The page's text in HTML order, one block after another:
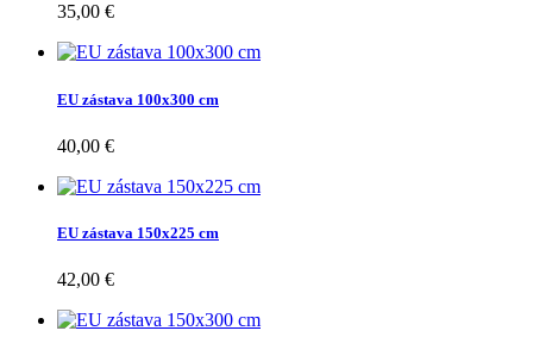
35,00 €
EU zástava 100x300 cm
40,00 €
EU zástava 150x225 cm
42,00 €